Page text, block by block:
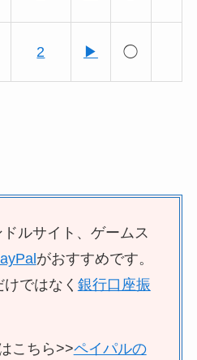
2 ▶ ◯
ルサイト、ゲームス
がおすすめです。
ではなく 銀行口座振
こちら>>ペイパルの